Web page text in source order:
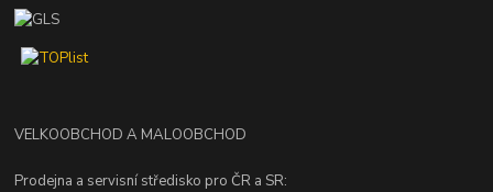
VELKOOBCHOD A MALOOBCHOD
Prodejna a servisní středisko pro ČR a SR: